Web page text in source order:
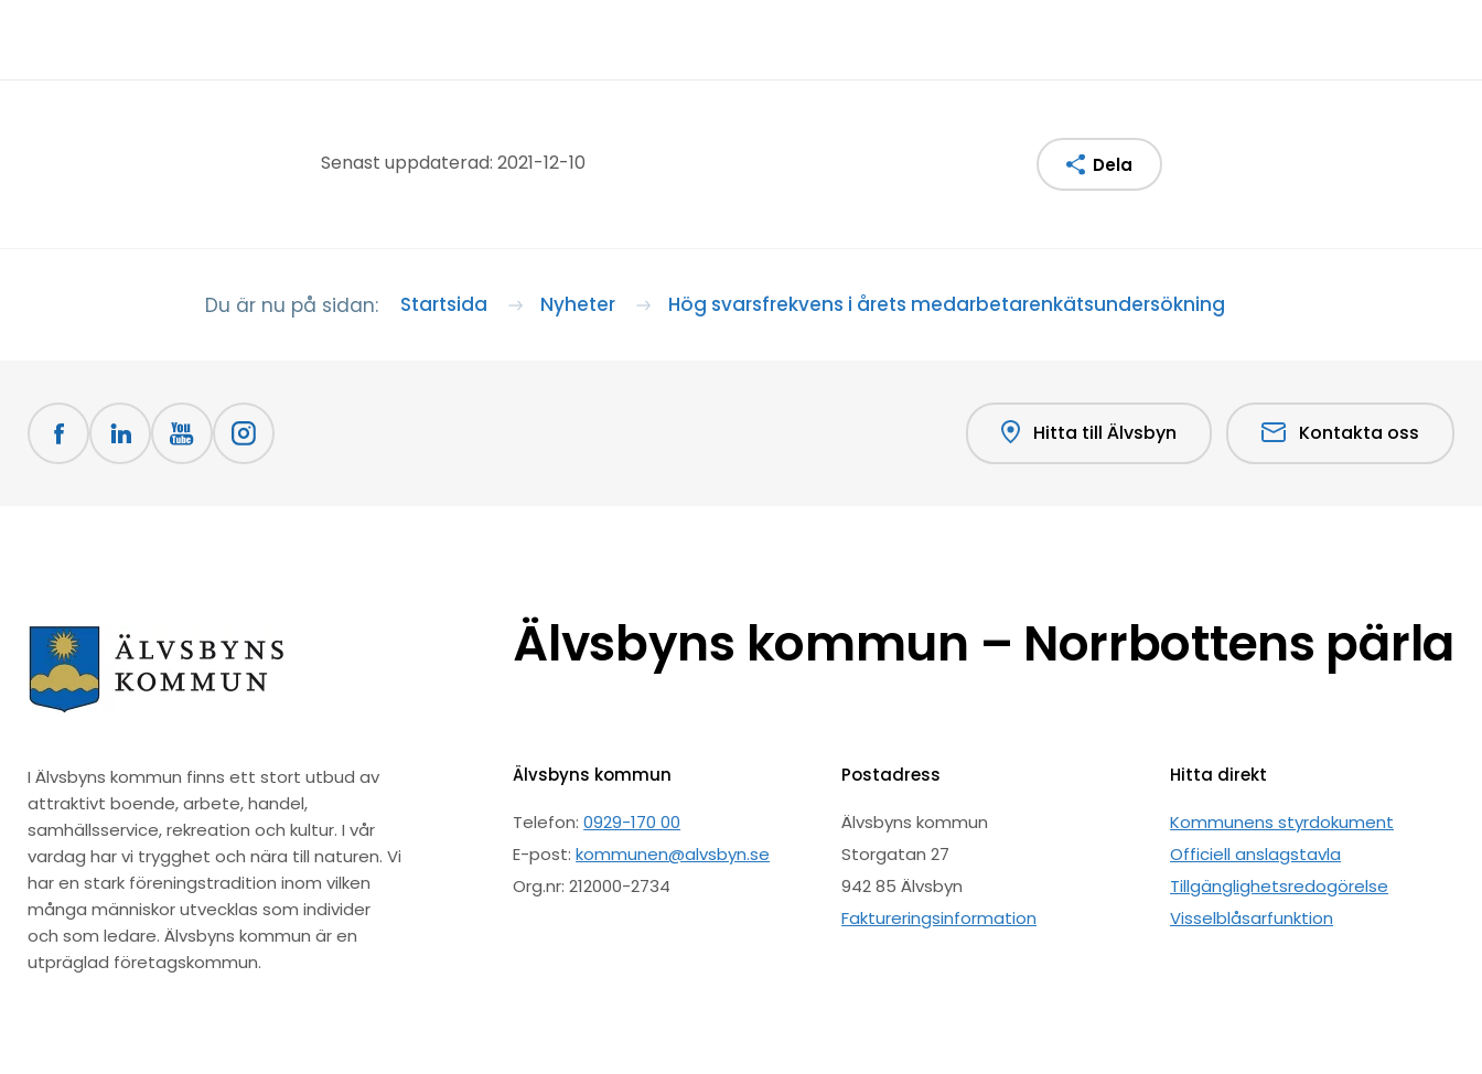
Senast uppdaterad: 2021-12-10 Dela
Du är nu på sidan: Startsida Nyheter Hög svarsfrekvens i årets medarbetarenkätsundersökning
Hitta till Älvsbyn Kontakta oss
I Älvsbyns kommun finns ett stort utbud av
attraktivt boende, arbete, handel,
samhällsservice, rekreation och kultur. I vår
vardag har vi trygghet och nära till naturen. Vi
har en stark föreningstradition inom vilken
många människor utvecklas som individer
och som ledare. Älvsbyns kommun är en
utpräglad företagskommun.
Älvsbyns kommun – Norrbottens pärla
Älvsbyns kommun
Telefon:0929-170 00
E-post:kommunen@alvsbyn.se
Org.nr: 212000-2734
Postadress
Älvsbyns kommun
Storgatan 27
942 85 Älvsbyn
Faktureringsinformation
Hitta direkt
Kommunens styrdokument
Officiell anslagstavla
Tillgänglighetsredogörelse
Visselblåsarfunktion